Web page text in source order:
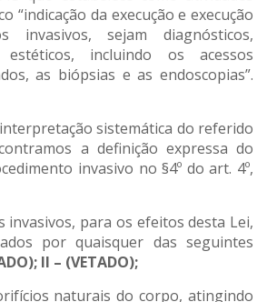
“indicação da execução e execução
invasivos, sejam diagnósticos,
incluindo os acessos
as biópsias e as endoscopias”.
sistemática do referido
a definição expressa do
invasivo no §4º do art. 4º,
invasivos, para os efeitos desta Lei,
por quaisquer das seguintes
II – (VETADO);
naturais do corpo, atingindo